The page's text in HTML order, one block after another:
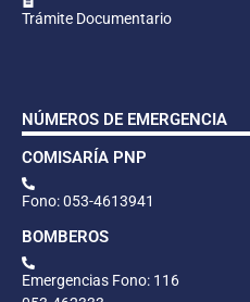
Trámite Documentario
NÚMEROS DE EMERGENCIA
COMISARÍA PNP
Fono: 053-4613941
BOMBEROS
Emergencias Fono: 116